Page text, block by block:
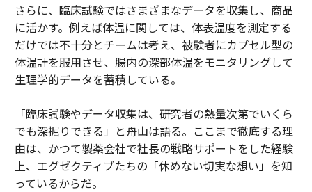
さらに、臨床試験ではさまざまなデータを収集し、商品
に活かす。例えば体温に関しては、体表温度を測定する
だけでは不十分とチームは考え、被験者にカプセル型の
体温計を服用させ、腸内の深部体温をモニタリングして
生理学的データを蓄積している。
「臨床試験やデータ収集は、研究者の熱量次第でいくら
でも深掘りできる」と舟山は語る。ここまで徹底する理
由は、かつて製薬会社で社長の戦略サポートをした経験
上、エグゼクティブたちの「休めない切実な想い」を知
っているからだ。